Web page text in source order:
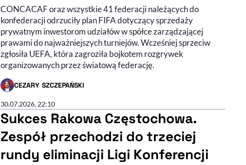
CONCACAF oraz wszystkie 41 federacji należących do
konfederacji odrzuciły plan FIFA dotyczący sprzedaży
prywatnym inwestorom udziałów w spółce zarządzającej
prawami do najważniejszych turniejów. Wcześniej sprzeciw
zgłosiła UEFA, która zagroziła bojkotem rozgrywek
organizowanych przez światową federację.
CEZARY SZCZEPAŃSKI
- AUTOR ARTYKUŁU - PROFIL
30.07.2026, 22:10
Sukces Rakowa Częstochowa.
Zespół przechodzi do trzeciej
rundy eliminacji Ligi Konferencji